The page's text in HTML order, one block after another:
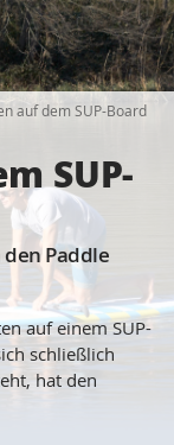
auf dem SUP-Board
SUP-
Paddle
auf einem SUP-
schließlich
hat den